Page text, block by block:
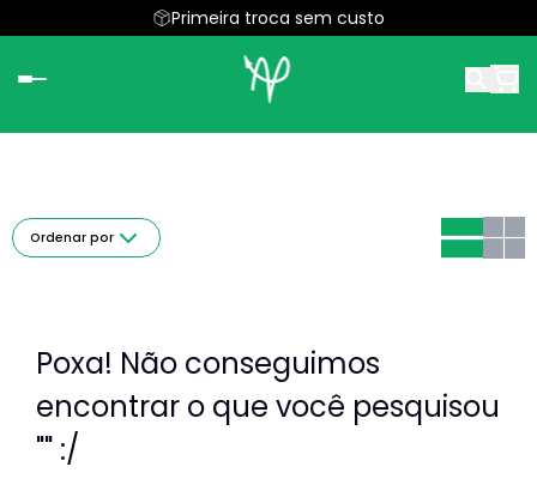
Parcele em até 5x sem juros
Primeira troca sem custo
Ordenar por
Poxa! Não conseguimos
encontrar o que você pesquisou
"" :/